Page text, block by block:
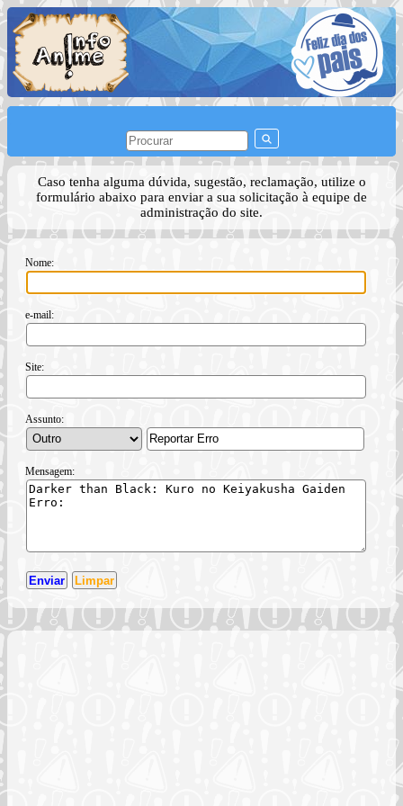
Caso tenha alguma dúvida, sugestão, reclamação, utilize o
formulário abaixo para enviar a sua solicitação à equipe de
administração do site.
Nome:
e-mail:
Site:
Assunto:
Mensagem: